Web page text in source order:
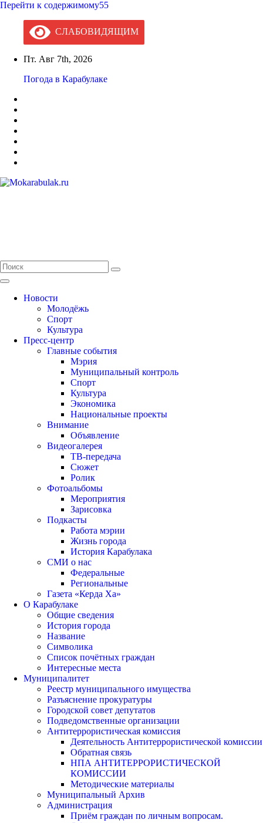
Перейти к содержимому55
СЛАБОВИДЯЩИМ
Пт. Авг 7th, 2026
Погода в Карабулаке
Новости
Молодёжь
Спорт
Культура
Пресс-центр
Главные события
Мэрия
Муниципальный контроль
Спорт
Культура
Экономика
Национальные проекты
Внимание
Объявление
Видеогалерея
ТВ-передача
Сюжет
Ролик
Фотоальбомы
Мероприятия
Зарисовка
Подкасты
Работа мэрии
Жизнь города
История Карабулака
СМИ о нас
Федеральные
Региональные
Газета «Керда Ха»
О Карабулаке
Общие сведения
История города
Название
Символика
Список почётных граждан
Интересные места
Муниципалитет
Реестр муниципального имущества
Разъяснение прокуратуры
Городской совет депутатов
Подведомственные организации
Антитеррористическая комиссия
Деятельность Антитеррористической комиссии
Обратная связь
НПА АНТИТЕРРОРИСТИЧЕСКОЙ
КОМИССИИ
Методические материалы
Муниципальный Архив
Администрация
Приём граждан по личным вопросам.